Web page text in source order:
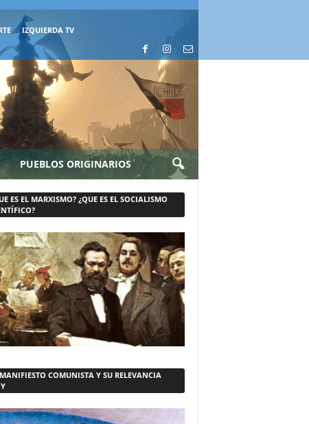
IZQUIERDA TV
PUEBLOS ORIGINARIOS
ES EL MARXISMO? ¿QUE ES EL SOCIALISMO
COMUNISTA Y SU RELEVANCIA